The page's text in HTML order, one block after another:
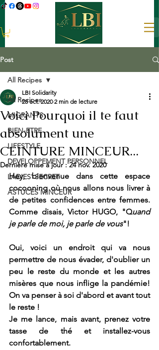
Post
All Recipes
MIGRANTS
BIEN-ETRE
LIFESTYLE
DEVELOPPEMENT PERSONNEL
LADIES' SECRET
ASTUCES MINCEUR
All Recipes
Voici Pourquoi il te faut
absolument une
CEINTURE MINCEUR...
LBI Solidarity
28 oct. 2020 2 min de lecture
Dernière mise à jour :24 nov. 2020
Hey, bienvenue dans cette espace
cocooning où nous allons nous livrer à
de petites confidences entre femmes.
Comme disais, Victor HUGO, "Quand
je parle de moi, je parle de vous"!
Oui, voici un endroit qui va nous
permettre de nous évader, d'oublier un
peu le reste du monde et les autres
On va penser à soi d'abord et avant tout
le reste !
Je me lance, mais avant, prenez votre
tasse de thé et installez-vous
confortablement.